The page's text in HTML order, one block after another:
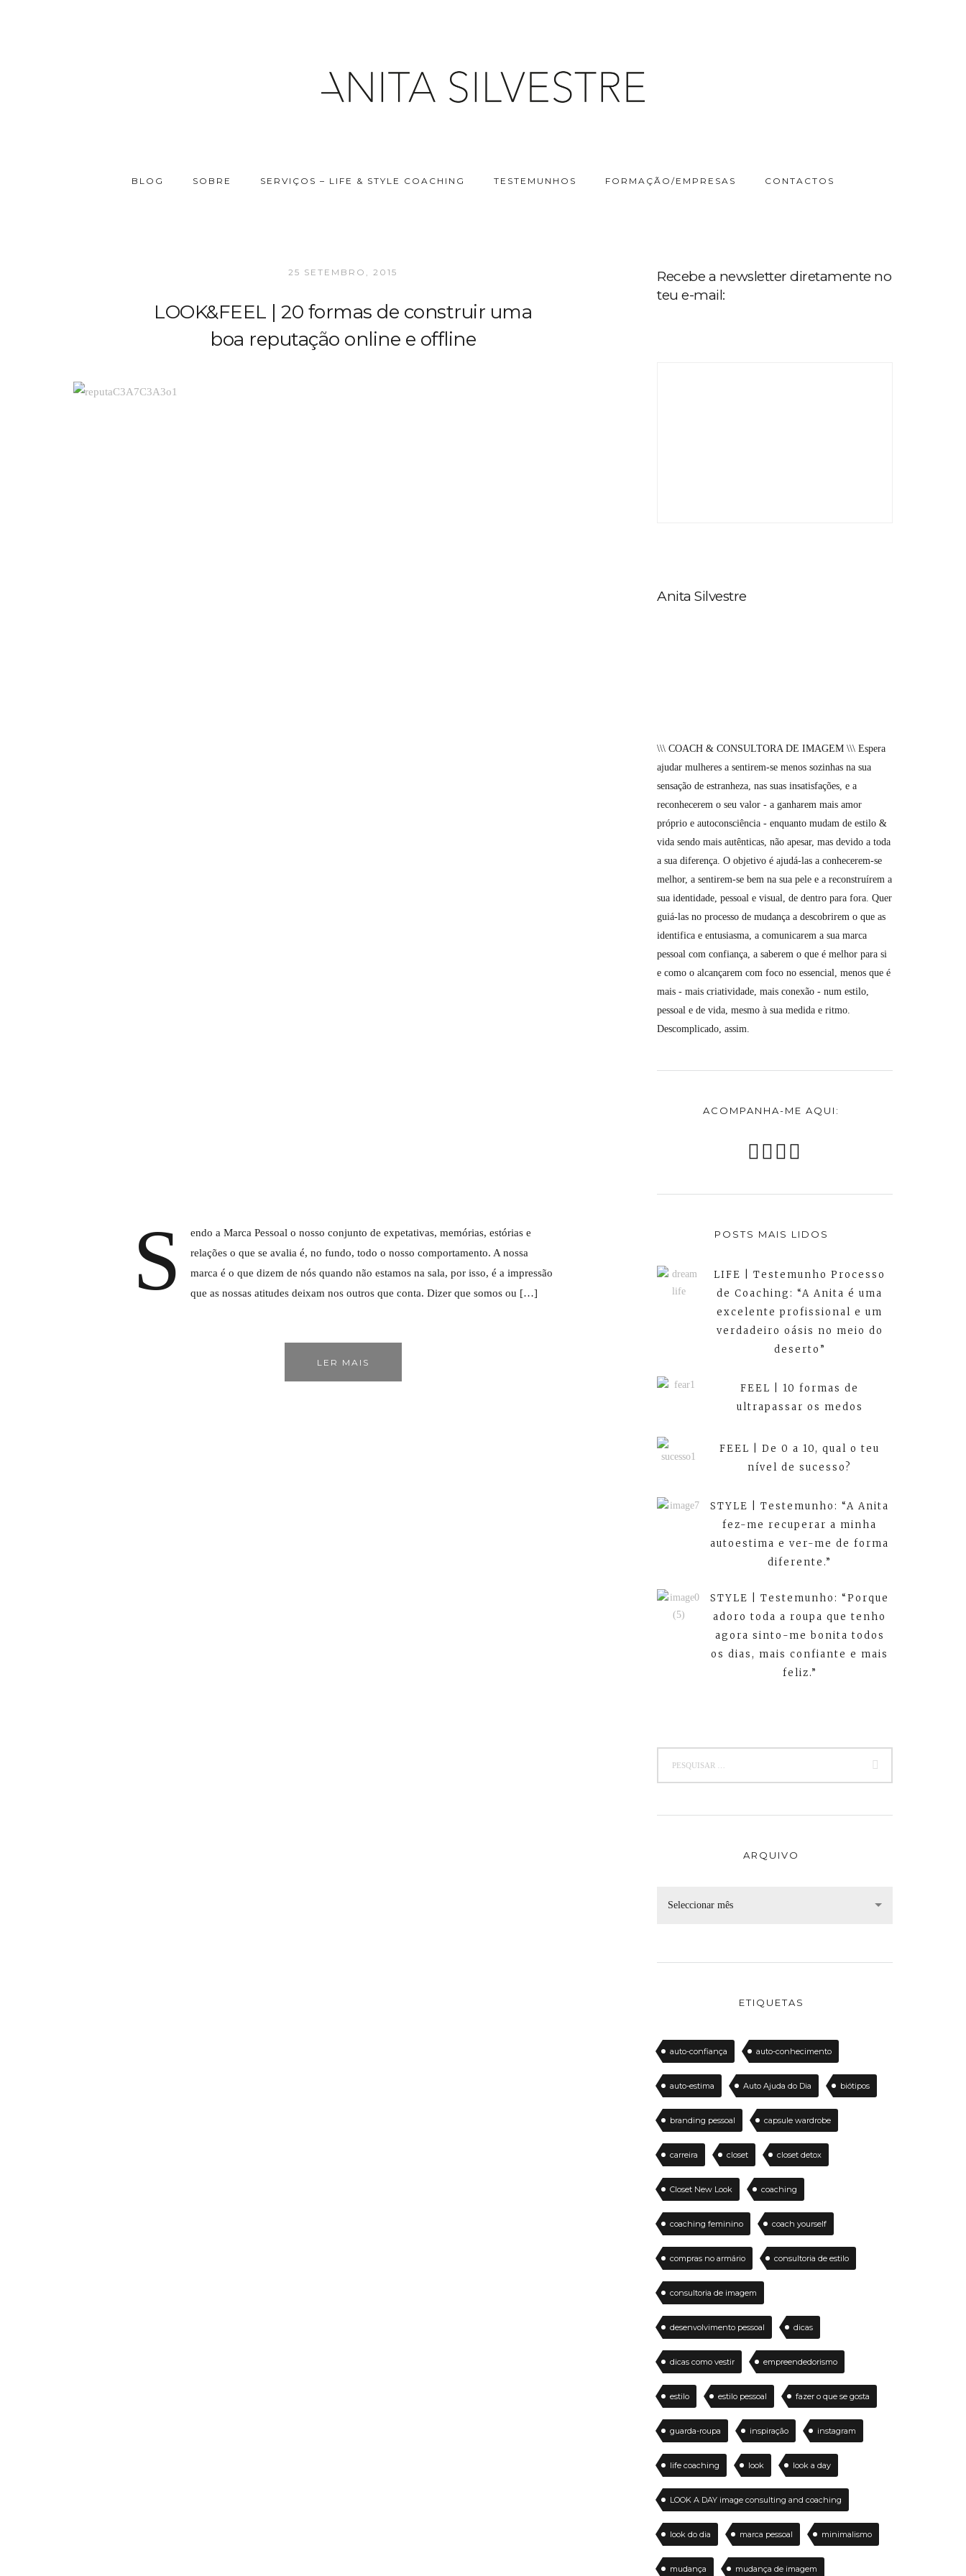
BLOG SOBRE SERVIÇOS – LIFE & STYLE COACHING TESTEMUNHOS FORMAÇÃO/EMPRESAS CONTACTOS
25 SETEMBRO, 2015
LOOK&FEEL | 20 formas de construir uma
boa reputação online e offline
S
endo a Marca Pessoal o nosso conjunto de expetativas, memórias, estórias e
relações o que se avalia é, no fundo, todo o nosso comportamento. A nossa
marca é o que dizem de nós quando não estamos na sala, por isso, é a impressão
que as nossas atitudes deixam nos outros que conta. Dizer que somos ou […]
LER MAIS
Recebe a newsletter diretamente no
teu e-mail:
Anita Silvestre
\\\ COACH & CONSULTORA DE IMAGEM \\\ Espera
ajudar mulheres a sentirem-se menos sozinhas na sua
sensação de estranheza, nas suas insatisfações, e a
reconhecerem o seu valor - a ganharem mais amor
próprio e autoconsciência - enquanto mudam de estilo &
vida sendo mais autênticas, não apesar, mas devido a toda
a sua diferença. O objetivo é ajudá-las a conhecerem-se
melhor, a sentirem-se bem na sua pele e a reconstruírem a
sua identidade, pessoal e visual, de dentro para fora. Quer
guiá-las no processo de mudança a descobrirem o que as
identifica e entusiasma, a comunicarem a sua marca
pessoal com confiança, a saberem o que é melhor para si
e como o alcançarem com foco no essencial, menos que é
mais - mais criatividade, mais conexão - num estilo,
pessoal e de vida, mesmo à sua medida e ritmo.
Descomplicado, assim.
ACOMPANHA-ME AQUI:
POSTS MAIS LIDOS
LIFE | Testemunho Processo
de Coaching: “A Anita é uma
excelente profissional e um
verdadeiro oásis no meio do
deserto”
FEEL | 10 formas de
ultrapassar os medos
FEEL | De 0 a 10, qual o teu
nível de sucesso?
STYLE | Testemunho: “A Anita
fez-me recuperar a minha
autoestima e ver-me de forma
diferente.”
STYLE | Testemunho: “Porque
adoro toda a roupa que tenho
agora sinto-me bonita todos
os dias, mais confiante e mais
feliz.”
ARQUIVO
Seleccionar mês
ETIQUETAS
auto-confiança auto-conhecimento
auto-estima Auto Ajuda do Dia biótipos
branding pessoal capsule wardrobe
carreira closet closet detox
Closet New Look coaching
coaching feminino coach yourself
compras no armário consultoria de estilo
consultoria de imagem
desenvolvimento pessoal dicas
dicas como vestir empreendedorismo
estilo estilo pessoal fazer o que se gosta
guarda-roupa inspiração instagram
life coaching look look a day
LOOK A DAY image consulting and coaching
look do dia marca pessoal minimalismo
mudança mudança de imagem